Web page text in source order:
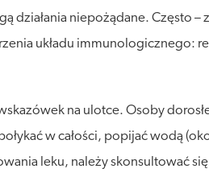
działania niepożądane. Często
układu immunologicznego:
na ulotce. Osoby
w całości, popijać wodą
leku, należy skonsultować